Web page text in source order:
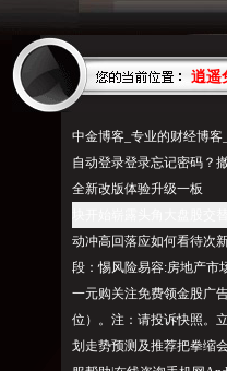
逍遥
中金博客_专业的财经博
自动登录登录忘记密码？
全新改版体验升级一板
动冲高回落应如何看待次
段：惕风险易容:房地产市
一元购关注免费领金股广
位）。注：请投诉快照。
划走势预测及推荐把拳缩